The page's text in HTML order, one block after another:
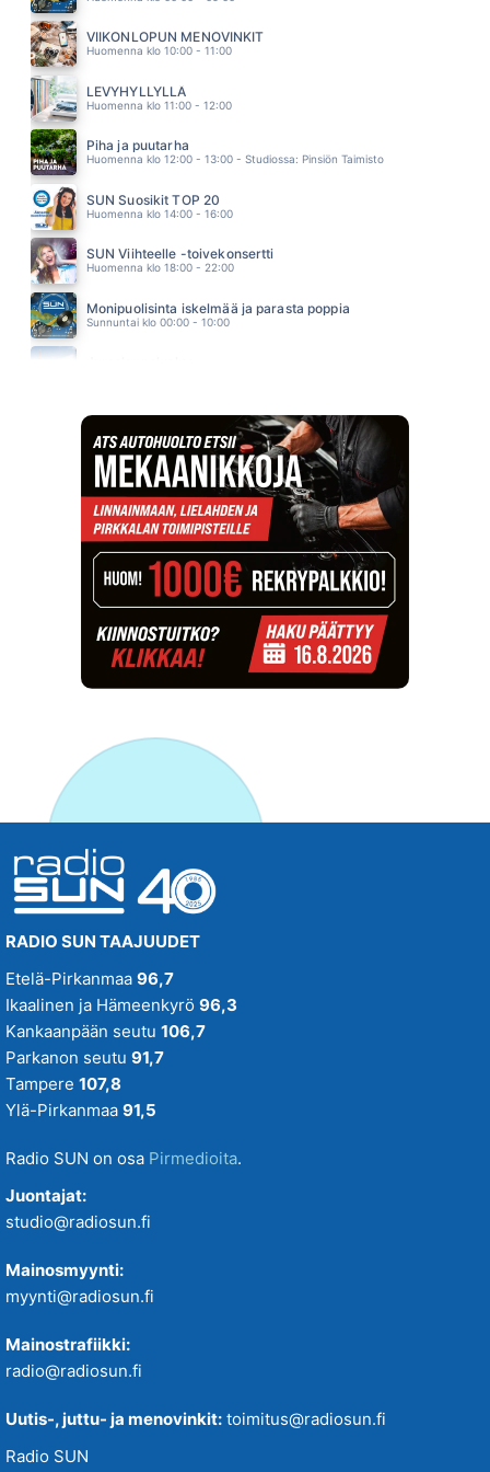
FINLANDERS
13.07
SUVI TERÄSNISKA
13.03
VIIKONLOPUN MENOVINKIT
Huomenna klo 10:00 - 11:00
LEVYHYLLYLLÄ
Huomenna klo 11:00 - 12:00
Piha ja puutarha
Huomenna klo 12:00 - 13:00 - Studiossa: Pinsiön Taimisto
SUN Suosikit TOP 20
Huomenna klo 14:00 - 16:00
SUN Viihteelle -toivekonsertti
Huomenna klo 18:00 - 22:00
Monipuolisinta iskelmää ja parasta poppia
Sunnuntai klo 00:00 - 10:00
RADIO SUN TAAJUUDET
Etelä-Pirkanmaa 96,7
Ikaalinen ja Hämeenkyrö 96,3
Kankaanpään seutu 106,7
Parkanon seutu 91,7
Tampere 107,8
Ylä-Pirkanmaa 91,5
Radio SUN on osa Pirmedioita.
Juontajat:
studio@radiosun.fi
Mainosmyynti:
myynti@radiosun.fi
Mainostrafiikki:
radio@radiosun.fi
Uutis-, juttu- ja menovinkit: toimitus@radiosun.fi
Radio SUN